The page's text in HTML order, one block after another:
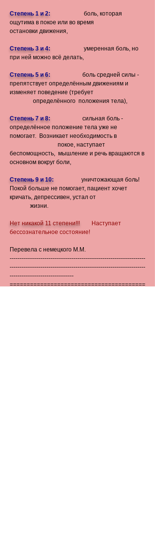
Степень 1 и 2:
боль, которая
ощутима в покое или во время
остановки движения,
Степень 3 и 4:
умеренная боль, но
при ней можно всё делать,
Степень 5 и 6:
боль средней силы -
препятствует определённым движениям и
изменяет поведение (требует
определённого положения тела),
Степень 7 и 8:
сильная боль -
определённое положение тела уже не
помогает. Возникает необходимость в
покое, наступает
беспомощность, мышление и речь вращаются в
основном вокруг боли,
Степень 9 и 10:
уничтожающая боль!
Покой больше не помогает, пациент хочет
кричать, депрессивен, устал от
жизни.
Нет никакой 11 степени!!!
Наступает
бессознательное состояние!
Перевела с немецкого М.М.
----------------------------------------------------------------------
----------------------------------------------------------------------
---------------------------------
========================================